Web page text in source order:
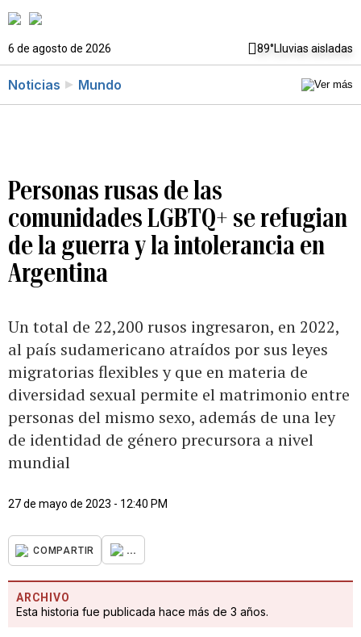
6 de agosto de 2026 89°Lluvias aisladas
Noticias Mundo
Personas rusas de las
comunidades LGBTQ+ se refugian
de la guerra y la intolerancia en
Argentina
Un total de 22,200 rusos ingresaron, en 2022,
al país sudamericano atraídos por sus leyes
migratorias flexibles y que en materia de
diversidad sexual permite el matrimonio entre
personas del mismo sexo, además de una ley
de identidad de género precursora a nivel
mundial
27 de mayo de 2023 - 12:40 PM
COMPARTIR ...
ARCHIVO
Esta historia fue publicada hace más de 3 años.